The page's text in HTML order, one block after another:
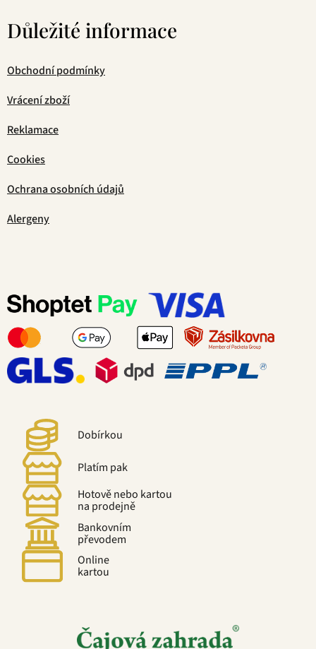
Důležité informace
Obchodní podmínky
Vrácení zboží
Reklamace
Cookies
Ochrana osobních údajů
Alergeny
Dobírkou
Platím pak
Hotově nebo kartou
na prodejně
Bankovním
převodem
Online
kartou